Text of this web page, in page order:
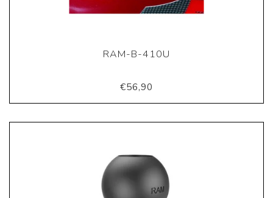
RAM-B-410U
€56,90